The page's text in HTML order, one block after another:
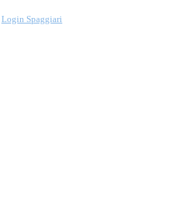
Login Spaggiari